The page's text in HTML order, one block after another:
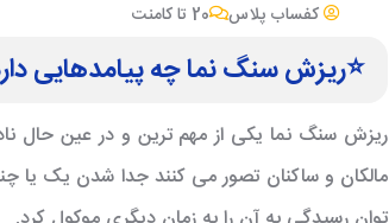
کفساب پلاس 20 تا کامنت
⭐️ریزش سنگ نما چه پیامدهایی
ریزش سنگ نما یکی از مهم ترین و در عین حال
مالکان و ساکنان تصور می کنند جدا شدن یک